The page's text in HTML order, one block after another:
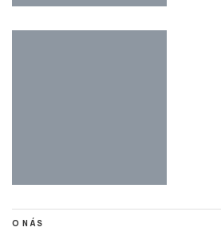
O NÁS
Stisk online je studentský multimediální